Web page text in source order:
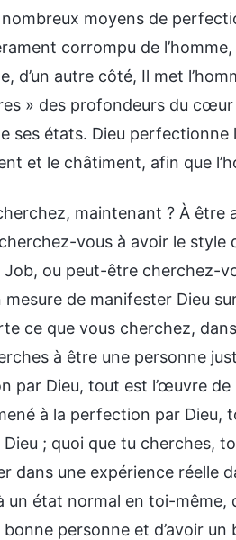
moyens de
corrompu de
d’un autre côté, Il met
» des profondeurs du
ses états. Dieu
et le châtiment, afin que
maintenant ? À
vous à avoir le style
Job, ou peut-être cherchez-
mesure de manifester Dieu
ce que vous cherchez,
à être une personne
par Dieu, tout est l’œuvre
à la perfection par Dieu,
; quoi que tu cherches,
dans une expérience réelle
un état normal en toi-
bonne personne et d’avoir